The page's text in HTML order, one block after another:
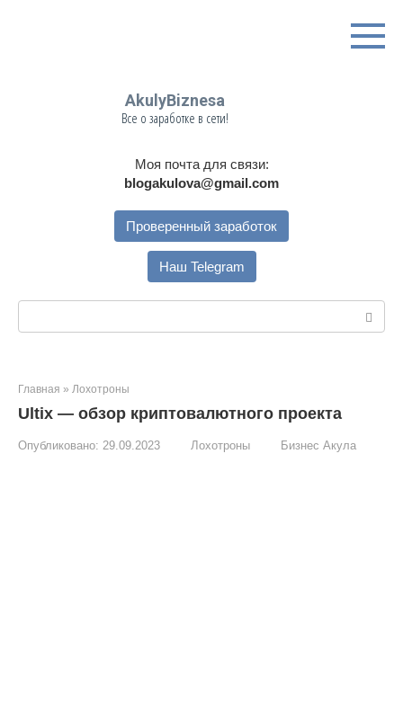
AkulyBiznesa
Все о заработке в сети!
Моя почта для связи:
blogakulova@gmail.com
Проверенный заработок
Наш Telegram
Главная » Лохотроны
Ultix — обзор криптовалютного проекта
Опубликовано: 29.09.2023 Лохотроны Бизнес Акула